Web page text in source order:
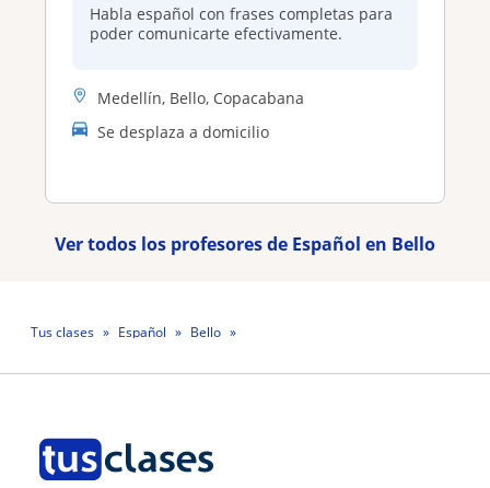
Habla español con frases completas para
poder comunicarte efectivamente.
Medellín, Bello, Copacabana
Se desplaza a domicilio
Ver todos los profesores de Español en Bello
Tus clases Español
Bello